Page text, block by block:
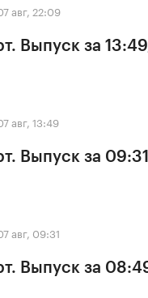
авг, 22:09
Выпуск за
авг, 13:49
Выпуск за
авг, 09:31
Выпуск за